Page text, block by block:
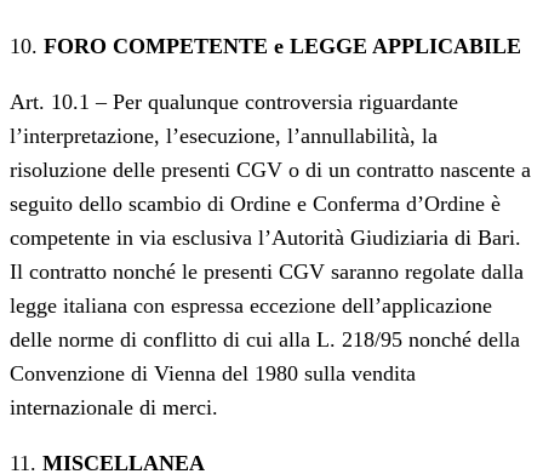
10. FORO COMPETENTE e LEGGE APPLICABILE
Art. 10.1 – Per qualunque controversia riguardante
l’interpretazione, l’esecuzione, l’annullabilità, la
risoluzione delle presenti CGV o di un contratto nascente a
seguito dello scambio di Ordine e Conferma d’Ordine è
competente in via esclusiva l’Autorità Giudiziaria di Bari.
Il contratto nonché le presenti CGV saranno regolate dalla
legge italiana con espressa eccezione dell’applicazione
delle norme di conflitto di cui alla L. 218/95 nonché della
Convenzione di Vienna del 1980 sulla vendita
internazionale di merci.
11. MISCELLANEA